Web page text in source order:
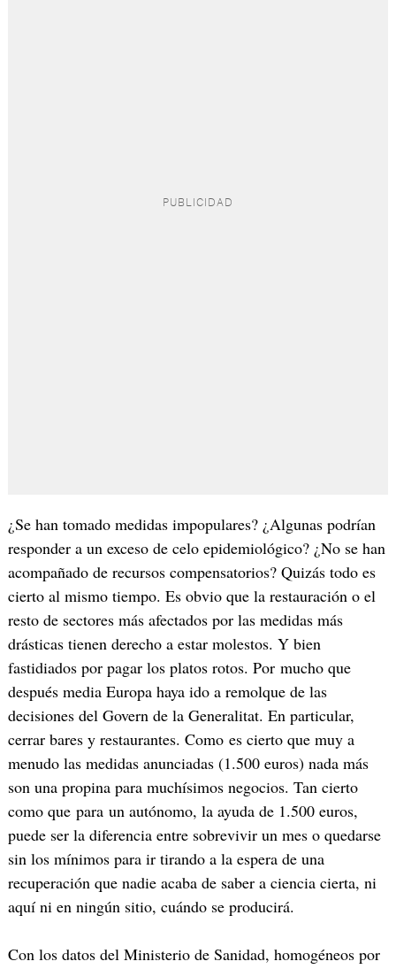
¿Se han tomado medidas impopulares? ¿Algunas podrían
responder a un exceso de celo epidemiológico? ¿No se han
acompañado de recursos compensatorios? Quizás todo es
cierto al mismo tiempo. Es obvio que la restauración o el
resto de sectores más afectados por las medidas más
drásticas tienen derecho a estar molestos. Y bien
fastidiados por pagar los platos rotos. Por mucho que
después media Europa haya ido a remolque de las
decisiones del Govern de la Generalitat. En particular,
cerrar bares y restaurantes. Como es cierto que muy a
menudo las medidas anunciadas (1.500 euros) nada más
son una propina para muchísimos negocios. Tan cierto
como que para un autónomo, la ayuda de 1.500 euros,
puede ser la diferencia entre sobrevivir un mes o quedarse
sin los mínimos para ir tirando a la espera de una
recuperación que nadie acaba de saber a ciencia cierta, ni
aquí ni en ningún sitio, cuándo se producirá.
Con los datos del Ministerio de Sanidad, homogéneos por